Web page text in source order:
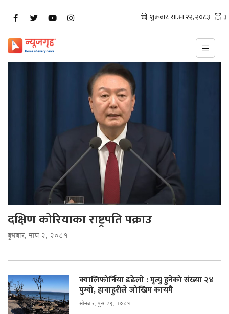
दक्षिण कोरियाका राष्ट्रपति पक्राउ
बुधबार, माघ २, २०८१
क्यालिफोर्निया डढेलो : मृत्यु हुनेको संख्या २४
पुग्यो, हावाहुरीले जोखिम कायमै
सोमबार, पुस २९, २०८१